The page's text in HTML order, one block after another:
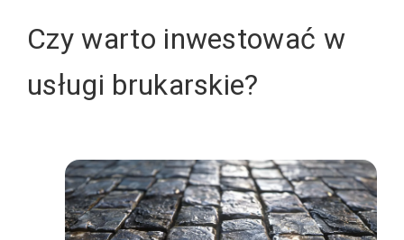
Czy warto inwestować w
usługi brukarskie?